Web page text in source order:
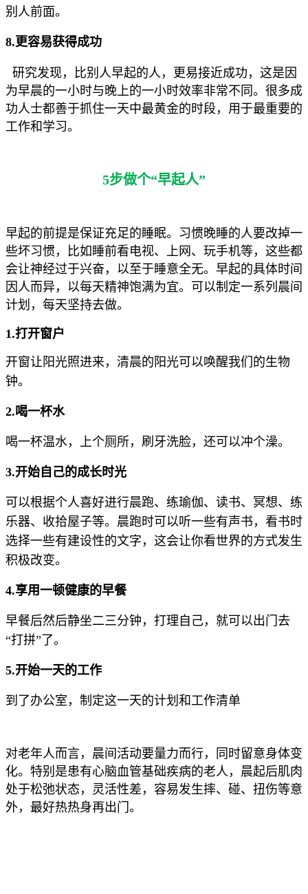
别人前面。
8.更容易获得成功
研究发现，比别人早起的人，更易接近成功，这是因
为早晨的一小时与晚上的一小时效率非常不同。 很多成
功人士都善于抓住一天中最黄金的时段，用于最重要的
工作和学习。
5步做个“早起人”
早起的前提是保证充足的睡眠。习惯晚睡的人要改掉一
些坏习惯，比如睡前看电视、上网、玩手机等，这些都
会让神经过于兴奋，以至于睡意全无。 早起的具体时间
因人而异，以每天精神饱满为宜。可以制定一系列晨间
计划，每天坚持去做。
1.打开窗户
开窗让阳光照进来，清晨的阳光可以唤醒我们的生物
钟。
2.喝一杯水
喝一杯温水，上个厕所，刷牙洗脸，还可以冲个澡。
3.开始自己的成长时光
可以根据个人喜好进行晨跑、练瑜伽、读书、冥想、练
乐器、收拾屋子等。 晨跑时可以听一些有声书，看书时
选择一些有建设性的文字，这会让你看世界的方式发生
积极改变。
4.享用一顿健康的早餐
早餐后然后静坐二三分钟，打理自己，就可以出门去
“打拼”了。
5.开始一天的工作
到了办公室，制定这一天的计划和工作清单
对老年人而言，晨间活动要量力而行，同时留意身体变
化。特别是患有心脑血管基础疾病的老人，晨起后肌肉
处于松弛状态，灵活性差，容易发生摔、碰、扭伤等意
外，最好热热身再出门。